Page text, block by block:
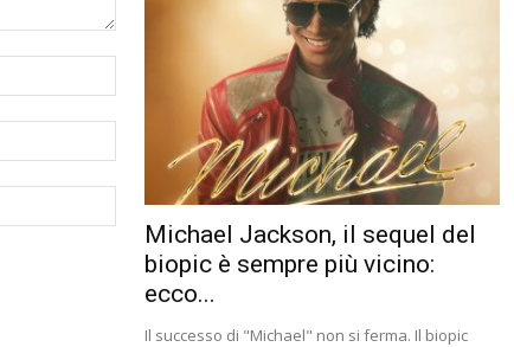
Michael Jackson, il sequel del
biopic è sempre più vicino:
ecco...
Il successo di "Michael" non si ferma. Il biopic